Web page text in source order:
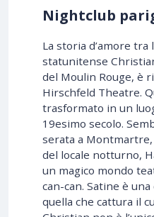
Nightclub
La storia d’amore
statunitense
del Moulin Rouge, è
Hirschfeld Theatre.
trasformato in un
19esimo secolo.
serata a
del locale notturno,
un magico mondo
can-can. Satine è
quella che cattura il